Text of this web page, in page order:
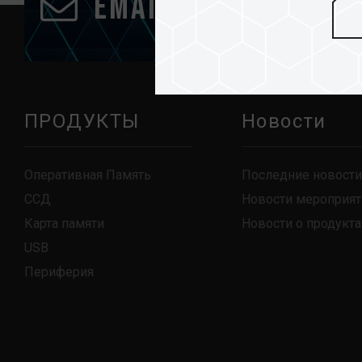
ПРОДУКТЫ
Оперативная Память
ССД
Карта памяти
USB
Периферия
Новости
Последние новости
Новости
Новости о